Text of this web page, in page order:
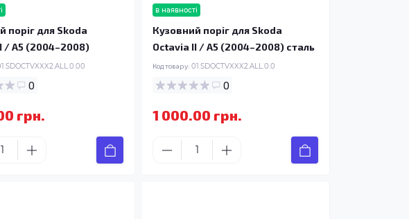
поріг для Skoda
/ A5 (2004–2008)
0
грн.
в наявності
Кузовний поріг для Skoda
Octavia II / A5 (2004–2008) сталь
Код товару: 01.SDOCTVXXX2.ALL.0.0
0
1 000.00 грн.